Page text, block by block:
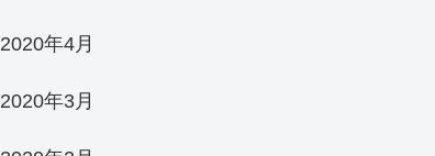
2020年4月
2020年3月